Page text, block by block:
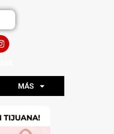
MÁS